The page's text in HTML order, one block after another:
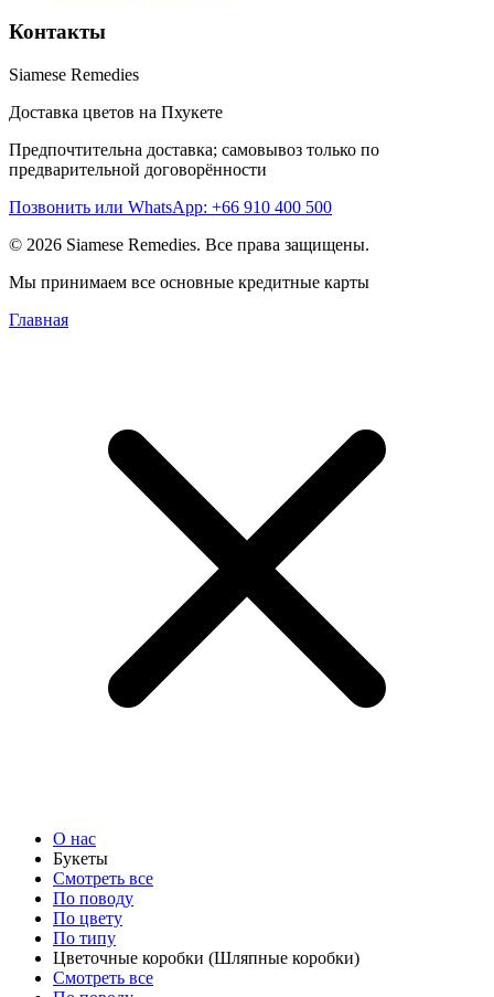
Контакты
Siamese Remedies
Доставка цветов на Пхукете
Предпочтительна доставка; самовывоз только по
предварительной договорённости
Позвонить или WhatsApp: +66 910 400 500
© 2026 Siamese Remedies. Все права защищены.
Мы принимаем все основные кредитные карты
Главная
О нас
Букеты
Смотреть все
По поводу
По цвету
По типу
Цветочные коробки (Шляпные коробки)
Смотреть все